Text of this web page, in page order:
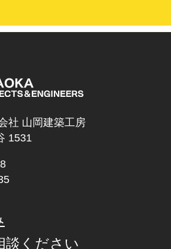
社 山岡建築工房
1531
談ください